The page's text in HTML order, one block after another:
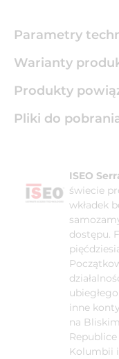
Parametry
Warianty
Produkty
Pliki do
ISEO
świecie
wkładek
dostępu.
inne
na
Kolumbii